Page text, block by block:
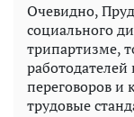
Очевидно,
социального
трипартизме,
переговоров
трудовые